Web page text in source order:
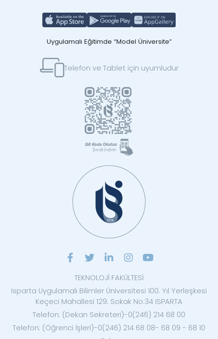
Uygulamalı Eğitimde “Model Üniversite”
Telefon ve Tablet için uyumludur
TEKNOLOJİ FAKÜLTESİ
Isparta Uygulamalı Bilimler Üniversitesi 100. Yıl Yerleşkesi
Keçeci Mahallesi 129. Sokak No:34 ISPARTA
Telefon: (Dekan Sekreteri)-0(246) 214 68 00
Telefon: (Öğrenci İşleri)-0(246) 214 68 08- 68 09 - 68 10